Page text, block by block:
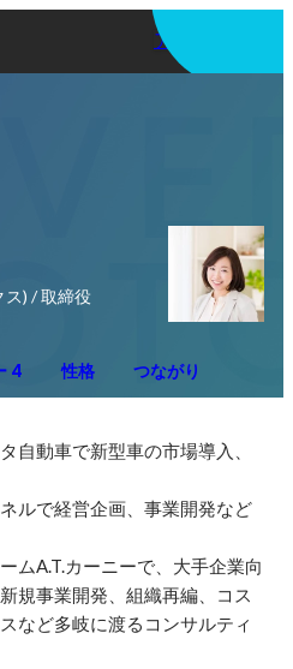
アプリを使う
) / 取締役
4 性格 つながり
自動車で新型車の市場導入、
ルで経営企画、事業開発など
ムA.T.カーニーで、大手企業向
規事業開発、組織再編、コス
など多岐に渡るコンサルティ